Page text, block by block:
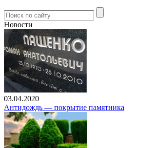
Новости
03.04.2020
Антидождь — покрытие памятника